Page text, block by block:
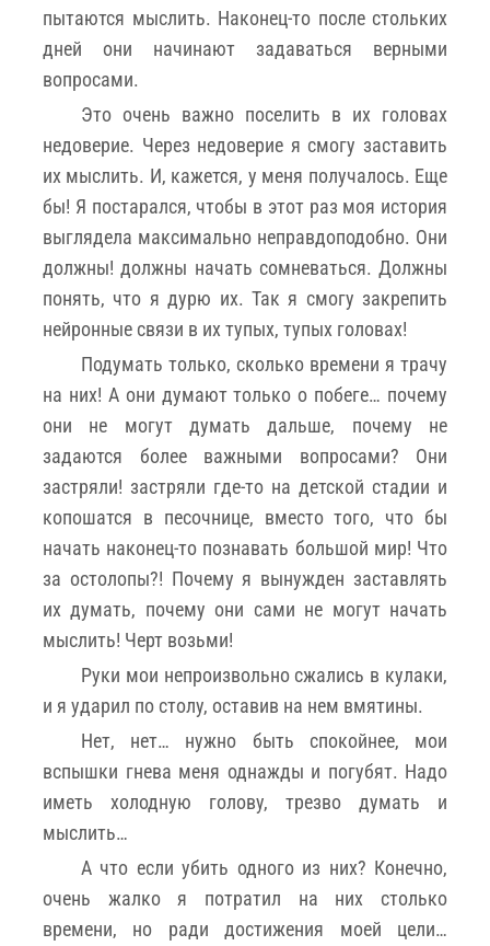
пытаются мыслить. Наконец-то после стольких
дней они начинают задаваться верными
вопросами.
Это очень важно поселить в их головах
недоверие. Через недоверие я смогу заставить
их мыслить. И, кажется, у меня получалось. Еще
бы! Я постарался, чтобы в этот раз моя история
выглядела максимально неправдоподобно. Они
должны! должны начать сомневаться. Должны
понять, что я дурю их. Так я смогу закрепить
нейронные связи в их тупых, тупых головах!
Подумать только, сколько времени я трачу
на них! А они думают только о побеге… почему
они не могут думать дальше, почему не
задаются более важными вопросами? Они
застряли! застряли где-то на детской стадии и
копошатся в песочнице, вместо того, что бы
начать наконец-то познавать большой мир! Что
за остолопы?! Почему я вынужден заставлять
их думать, почему они сами не могут начать
мыслить! Черт возьми!
Руки мои непроизвольно сжались в кулаки,
и я ударил по столу, оставив на нем вмятины.
Нет, нет… нужно быть спокойнее, мои
вспышки гнева меня однажды и погубят. Надо
иметь холодную голову, трезво думать и
мыслить…
А что если убить одного из них? Конечно,
очень жалко я потратил на них столько
времени, но ради достижения моей цели…